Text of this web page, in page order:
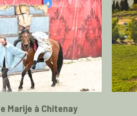
Marije à Chitenay